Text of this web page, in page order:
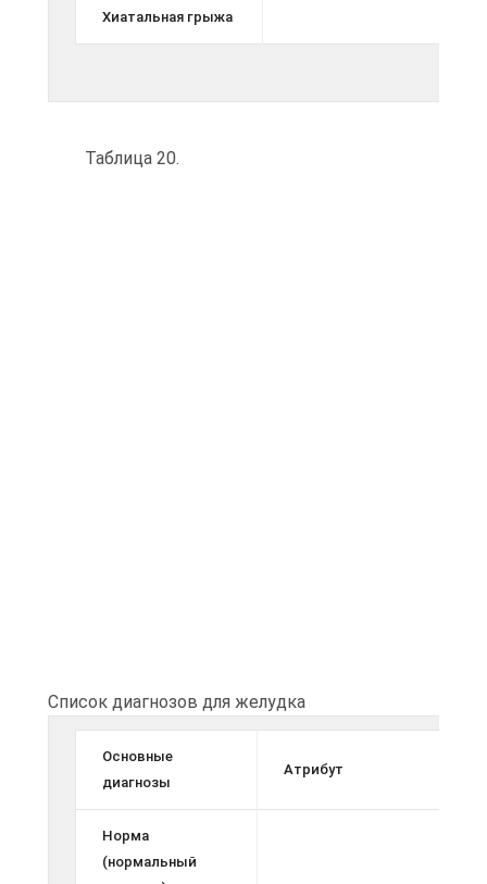
Хиатальная грыжа
Таблица 20.
Список диагнозов для желудка
Основные
диагнозы
Атрибут
Норма
(нормальный